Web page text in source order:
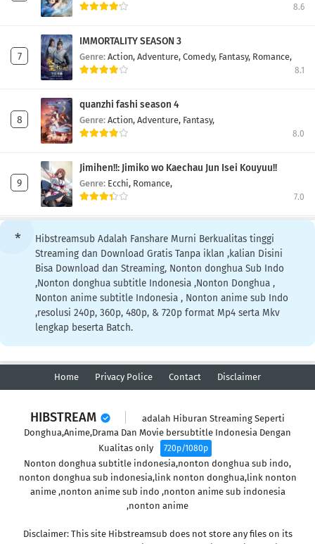
8.6
IMMORTALITY SEASON 3
Genre: Action, Adventure, Comedy, Fantasy, Romance,
8.1
quanzhi fashi season 4
Genre: Action, Adventure, Fantasy,
8.0
Jimihen!!: Jimiko wo Kaechau Jun Isei Kouyuu!!
Genre: Ecchi, Romance,
7.0
Hibstreamsub Adalah Fanshare Murni Berkualitas tinggi
Streaming dan Download Gratis Tanpa iklan ,kalian Disini
Bisa Download dan Streaming, Nonton donghua Sub Indo
,Nonton donghua subtitle Indonesia ,Nonton Donghua ,
Nonton anime subtitle Indonesia , Nonton anime sub Indo
,resolusi 240p, 360p, 480p, & 720p format Mp4 serta Mkv
lengkap beserta Batch.
Home Privacy Police Contact Disclaimer
HIBSTREAM
adalah Hiburan Streaming Seperti
Donghua,Anime,Drama Dan Movie bersubtitle Indonesia Dengan
Kualitas only
720p/1080p
Nonton donghua subtitle indonesia,nonton donghua sub indo,
nonton donghua sub indonesia,link nonton donghua,link nonton
anime ,nonton anime sub indo ,nonton anime sub indonesia
,nonton anime
Disclaimer: This site Hibstreamsub does not store any files on its